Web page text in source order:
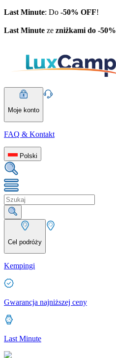
Last Minute: Do -50% OFF!
Last Minute ze zniżkami do -50%
Moje konto
FAQ & Kontakt
Polski
Cel podróży
Kempingi
Gwarancja najniższej ceny
Last Minute